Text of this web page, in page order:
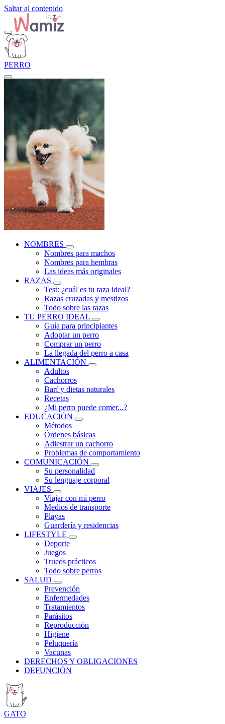
Saltar al contenido
PERRO
NOMBRES
Nombres para machos
Nombres para hembras
Las ideas más originales
RAZAS
Test: ¿cuál es tu raza ideal?
Razas cruzadas y mestizos
Todo sobre las razas
TU PERRO IDEAL
Guía para principiantes
Adoptar un perro
Comprar un perro
La llegada del perro a casa
ALIMENTACIÓN
Adultos
Cachorros
Barf y dietas naturales
Recetas
¿Mi perro puede comer...?
EDUCACIÓN
Métodos
Órdenes básicas
Adiestrar un cachorro
Problemas de comportamiento
COMUNICACIÓN
Su personalidad
Su lenguaje corporal
VIAJES
Viajar con mi perro
Medios de transporte
Playas
Guardería y residencias
LIFESTYLE
Deporte
Juegos
Trucos prácticos
Todo sobre perros
SALUD
Prevención
Enfermedades
Tratamientos
Parásitos
Reproducción
Higiene
Peluquería
Vacunas
DERECHOS Y OBLIGACIONES
DEFUNCIÓN
GATO